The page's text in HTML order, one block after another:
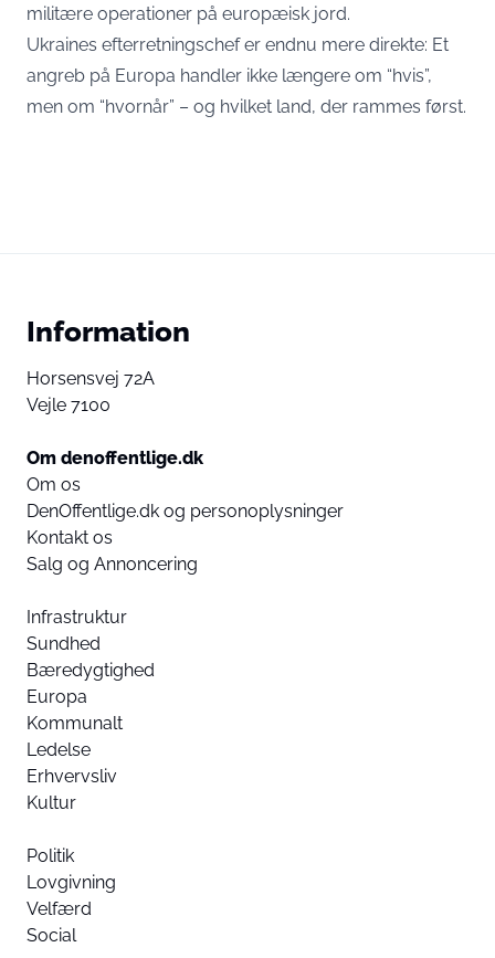
militære operationer på europæisk jord.
Ukraines efterretningschef er endnu mere direkte: Et
angreb på Europa handler ikke længere om “hvis”,
men om “hvornår” – og hvilket land, der rammes først.
Information
Horsensvej 72A
Vejle 7100
Om denoffentlige.dk
Om os
DenOffentlige.dk og personoplysninger
Kontakt os
Salg og Annoncering
Infrastruktur
Sundhed
Bæredygtighed
Europa
Kommunalt
Ledelse
Erhvervsliv
Kultur
Politik
Lovgivning
Velfærd
Social